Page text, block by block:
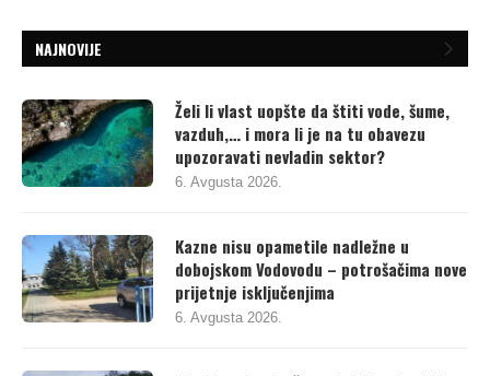
NAJNOVIJE
Želi li vlast uopšte da štiti vode, šume,
vazduh,… i mora li je na tu obavezu
upozoravati nevladin sektor?
6. Avgusta 2026.
Kazne nisu opametile nadležne u
dobojskom Vodovodu – potrošačima nove
prijetnje isključenjima
6. Avgusta 2026.